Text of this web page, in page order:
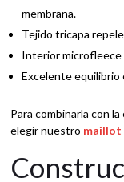
membrana.
Tejido tricapa
Interior microfleece
Excelente equilibrio
Para combinarla con
elegir nuestro maillot